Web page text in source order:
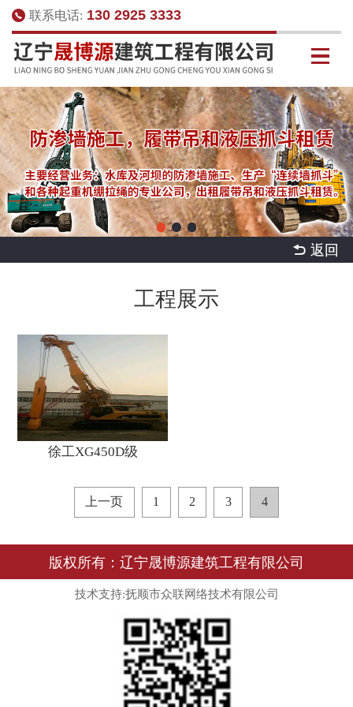
联系电话: 130 2925 3333
 返回
工程展示
徐工XG450D级
上一页 1 2 3 4
版权所有：辽宁晟博源建筑工程有限公司
技术支持:抚顺市众联网络技术有限公司